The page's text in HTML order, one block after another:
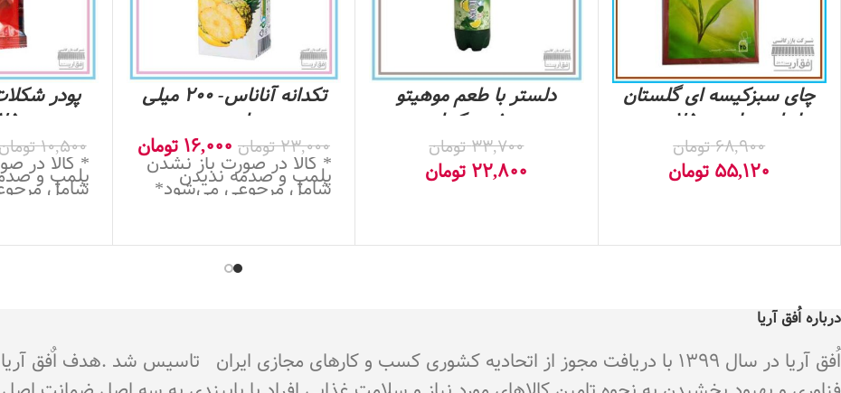
چای سبزکیسه ای گلستان
با طعم دارچین25عددی
68,900تومان
55,120 تومان
دلستر با طعم موهیتو
بهنوش- یک لیتر
33,700تومان
22,800 تومان
تکدانه آناناس- 200 میلی
لیتر
23,000تومان 16,000 تومان
* کالا در صورت باز نشدن
پلمپ و صدمه ندیدن
شامل مرجوعی می‌شود*
پودر
25 گرم
10,500
* کالا در
پلمپ و
شامل
درباره اُفق آریا
اُفق آریا در سال 1399 با دریافت مجوز از اتحادیه کشوری کسب و کارهای مجازی ایران تاسیس شد